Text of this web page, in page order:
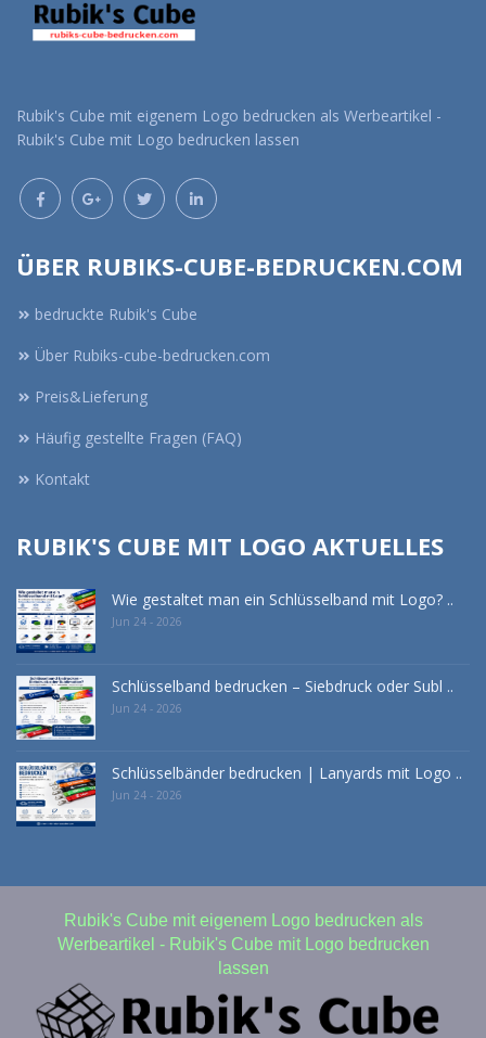
Rubik's Cube mit eigenem Logo bedrucken als Werbeartikel -
Rubik's Cube mit Logo bedrucken lassen
ÜBER RUBIKS-CUBE-BEDRUCKEN.COM
bedruckte Rubik's Cube
Über Rubiks-cube-bedrucken.com
Preis&Lieferung
Häufig gestellte Fragen (FAQ)
Kontakt
RUBIK'S CUBE MIT LOGO AKTUELLES
Wie gestaltet man ein Schlüsselband mit Logo? ..
Jun 24 - 2026
Schlüsselband bedrucken – Siebdruck oder Subl ..
Jun 24 - 2026
Schlüsselbänder bedrucken | Lanyards mit Logo ..
Jun 24 - 2026
Rubik's Cube mit eigenem Logo bedrucken als
Werbeartikel - Rubik's Cube mit Logo bedrucken
lassen